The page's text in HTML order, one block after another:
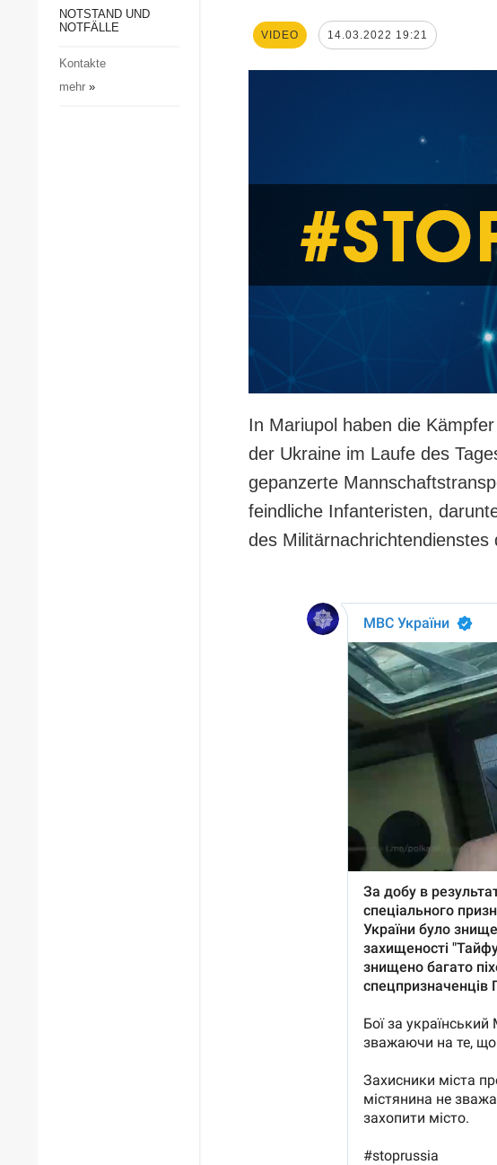
Gesellschaft und Kultur
NOTSTAND UND
NOTFÄLLE
Kontakte
mehr»
VIDEO 14.03.2022 19:21
In Mariupol haben die
der Ukraine im Laufe des
gepanzerte
feindliche Infanteristen,
des